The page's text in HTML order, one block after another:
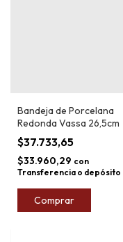
Bandeja de Porcelana
Redonda Vassa 26,5cm
$37.733,65
$33.960,29 con
Transferencia o depósito
Comprar